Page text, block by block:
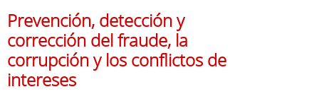
Buzón Antifraude
Prevención, detección y
corrección del fraude, la
corrupción y los conflictos de
intereses